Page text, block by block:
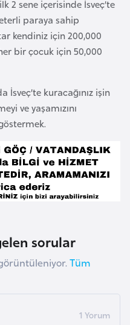
2 sene içerisinde İsveç’te
paraya sahip
kendiniz için 200,000
bir çocuk için 50,000
İsveç’te kuracağınız işin
ve yaşamızını
sorular
Tüm